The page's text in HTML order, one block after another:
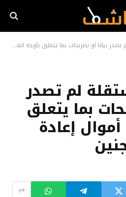
أو تصريحات بما يتعلق بأوجه انفاق أموال إعادة إعمار مخيم جنين
لم تصدر
بما يتعلق
إعادة